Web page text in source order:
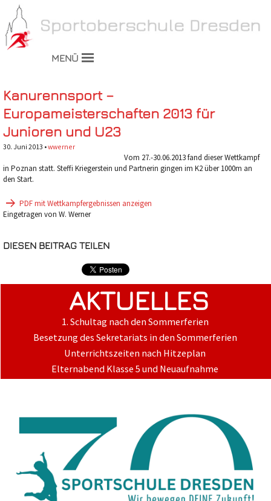
MENÜ
Kanurennsport –
Europameisterschaften 2013 für
Junioren und U23
30. Juni 2013 •wwerner
Vom 27.-30.06.2013 fand dieser Wettkampf
in Poznan statt. Steffi Kriegerstein und Partnerin gingen im K2 über 1000m an
den Start.
PDF mit Wettkampfergebnissen anzeigen
Eingetragen von W. Werner
DIESEN BEITRAG TEILEN
AKTUELLES
1. Schultag nach den Sommerferien
Besetzung des Sekretariats in den Sommerferien
Unterrichtszeiten nach Hitzeplan
Elternabend Klasse 5 und Neuaufnahme